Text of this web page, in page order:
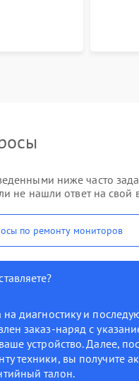
памяти
ниже часто
не нашли ответ на свой
по ремонту мониторов
на диагностику и
заказ-наряд с
устройство. Далее,
техники, вы получите
талон.